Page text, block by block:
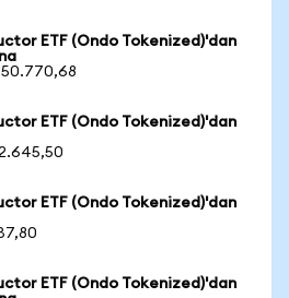
ETF (Ondo Tokenized)'dan
ETF (Ondo Tokenized)'dan
ETF (Ondo Tokenized)'dan
ETF (Ondo Tokenized)'dan